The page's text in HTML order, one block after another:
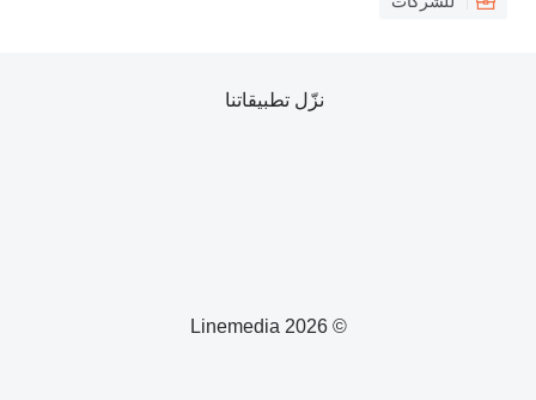
© 2026 Linemedia
نزّل تطبيقاتنا